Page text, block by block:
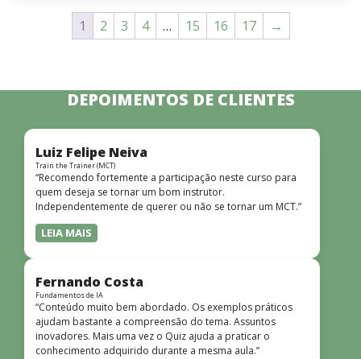
1 2 3 4 … 15 16 17 →
DEPOIMENTOS DE CLIENTES
Luiz Felipe Neiva
Train the Trainer (MCT)
“Recomendo fortemente a participação neste curso para
quem deseja se tornar um bom instrutor.
Independentemente de querer ou não se tornar um MCT.”
LEIA MAIS
Fernando Costa
Fundamentos de IA
“Conteúdo muito bem abordado. Os exemplos práticos
ajudam bastante a compreensão do tema. Assuntos
inovadores. Mais uma vez o Quiz ajuda a praticar o
conhecimento adquirido durante a mesma aula.”